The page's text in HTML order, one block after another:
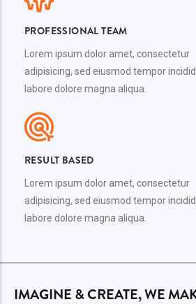
PROFESSIONAL TEAM
Lorem ipsum dolor amet, consectetur
adipisicing, sed eiusmod tempor
labore dolore magna aliqua.
RESULT BASED
Lorem ipsum dolor amet, consectetur
adipisicing, sed eiusmod tempor
labore dolore magna aliqua.
IMAGINE & CREATE, WE